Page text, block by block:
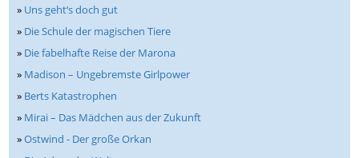
» Uns geht‘s doch gut
» Die Schule der magischen Tiere
» Die fabelhafte Reise der Marona
» Madison – Ungebremste Girlpower
» Berts Katastrophen
» Mirai – Das Mädchen aus der Zukunft
»Ostwind - Der große Orkan